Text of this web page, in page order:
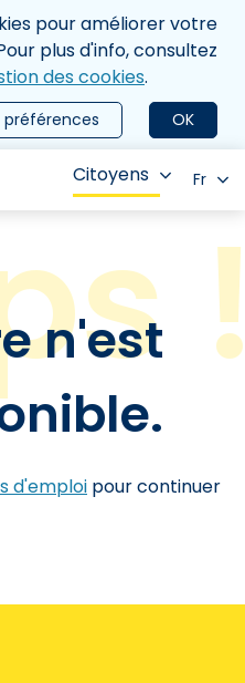
pour améliorer votre
plus d'info, consultez
des cookies.
OK
Citoyens Fr
n'est
d'emploi pour continuer